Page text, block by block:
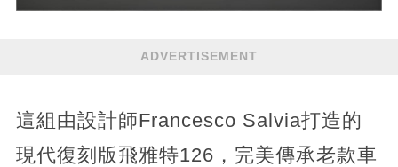
ADVERTISEMENT
這組由設計師Francesco Salvia打造的
現代復刻版飛雅特126，完美傳承老款車